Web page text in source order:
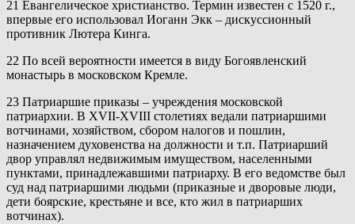
21 Евангелическое христианство. Термин известен с 1520 г.,
впервые его использовал Иоганн Экк – дискуссионный
противник Лютера Кинга.
22 По всей вероятности имеется в виду Богоявленский
монастырь в московском Кремле.
23 Патриаршие приказы – учреждения московской
патриархии. В XVII-XVIII столетиях ведали патриаршими
вотчинами, хозяйством, сбором налогов и пошлин,
назначением духовенства на должности и т.п. Патриарший
двор управлял недвижимым имуществом, населенными
пунктами, принадлежавшими патриарху. В его ведомстве был
суд над патриаршими людьми (приказные и дворовые люди,
дети боярские, крестьяне и все, кто жил в патриарших
вотчинах).